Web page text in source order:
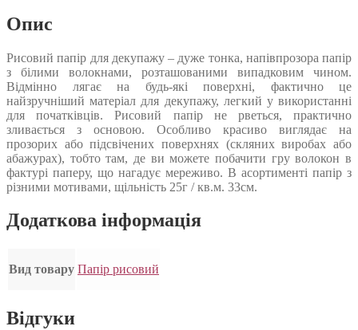
Опис
Рисовий папір для декупажу – дуже тонка, напівпрозора папір
з білими волокнами, розташованими випадковим чином.
Відмінно лягає на будь-які поверхні, фактично це
найзручніший матеріал для декупажу, легкий у використанні
для початківців. Рисовий папір не рветься, практично
зливається з основою. Особливо красиво виглядає на
прозорих або підсвічених поверхнях (скляних виробах або
абажурах), тобто там, де ви можете побачити гру волокон в
фактурі паперу, що нагадує мереживо. В асортименті папір з
різними мотивами, щільність 25г / кв.м. 33см.
Додаткова інформація
Вид товару Папір рисовий
Відгуки